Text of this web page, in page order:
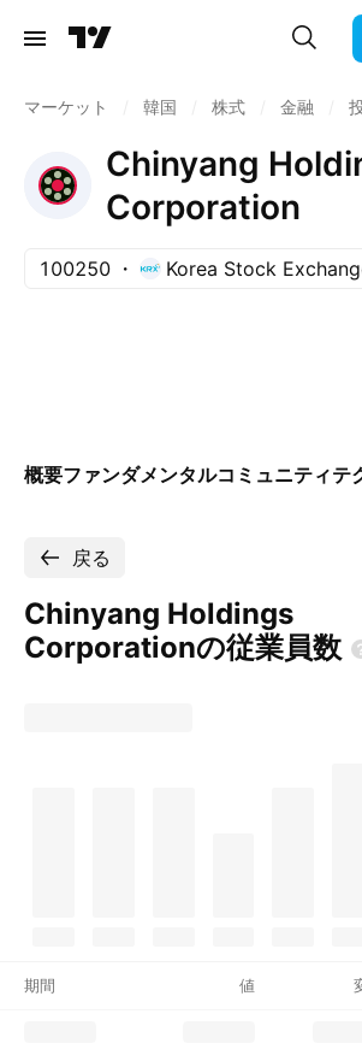
マーケット 韓国 株式 金融
Chinyang
Corporation
100250 Korea Stock
概要ファンダメンタルコミュニティテ
戻る
Chinyang Holdings
Corporationの従業員数
期間 値